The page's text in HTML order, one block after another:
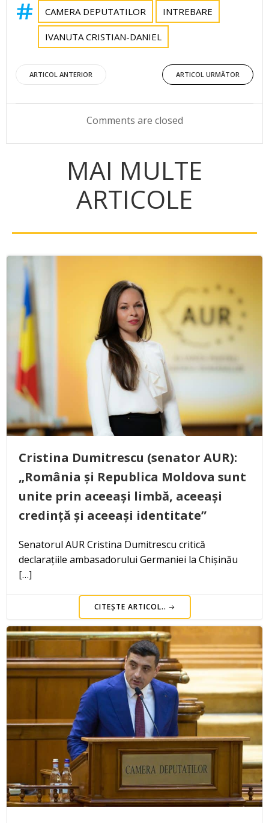
CAMERA DEPUTATILOR INTREBARE
IVANUTA CRISTIAN-DANIEL
Post
navigation
ARTICOL ANTERIOR
Post
navigation
ARTICOL URMĂTOR
Comments are closed
MAI MULTE
ARTICOLE
Cristina Dumitrescu (senator AUR):
„România și Republica Moldova sunt
unite prin aceeași limbă, aceeași
credință și aceeași identitate”
Senatorul AUR Cristina Dumitrescu critică
declarațiile ambasadorului Germaniei la Chișinău
[…]
CITEȘTE ARTICOL..